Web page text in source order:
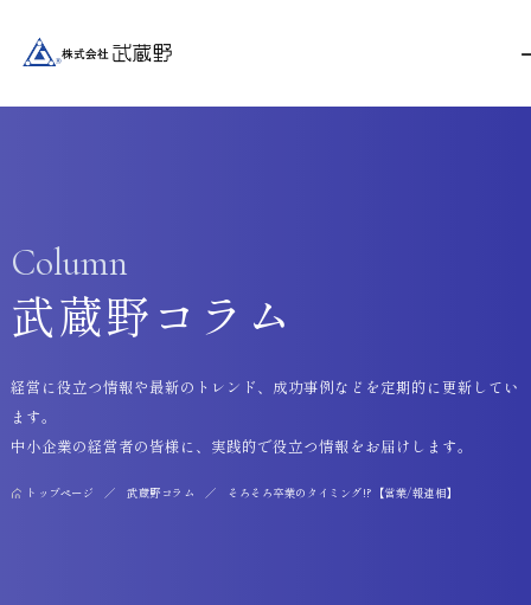
Column
武蔵野コラム
トップページ 武蔵野コラム そろそろ卒業のタイミング!?【営業/報連相】
経営に役立つ情報や最新のトレンド、成功事例などを定期的に更新してい
ます。
中小企業の経営者の皆様に、実践的で役立つ情報をお届けします。